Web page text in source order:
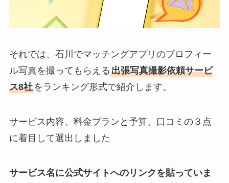
それでは、石川でマッチングアプリのプロフィー
ル写真を撮ってもらえる出張写真撮影依頼サービ
ス8社をランキング形式で紹介します。
サービス内容、料金プランと予算、口コミの３点
に着目して選出しました
サービス名に公式サイトへのリンクを貼っていま